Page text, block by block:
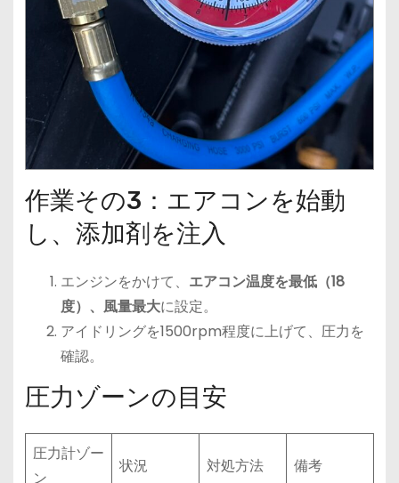
作業その3：エアコンを始動
し、添加剤を注入
エンジンをかけて、 エアコン温度を最低（18
度）、風量最大に設定。
アイドリングを1500rpm程度に上げて、圧力を
確認。
圧力ゾーンの目安
圧力計ゾー
ン
状況 対処方法 備考